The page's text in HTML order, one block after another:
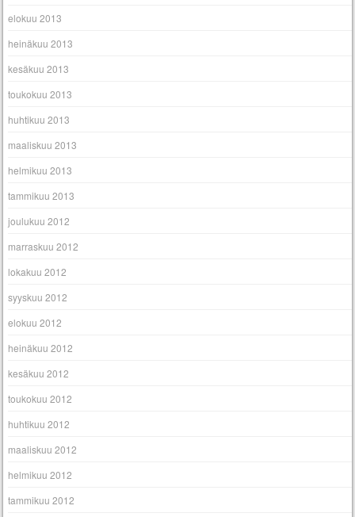
elokuu 2013
heinäkuu 2013
kesäkuu 2013
toukokuu 2013
huhtikuu 2013
maaliskuu 2013
helmikuu 2013
tammikuu 2013
joulukuu 2012
marraskuu 2012
lokakuu 2012
syyskuu 2012
elokuu 2012
heinäkuu 2012
kesäkuu 2012
toukokuu 2012
huhtikuu 2012
maaliskuu 2012
helmikuu 2012
tammikuu 2012